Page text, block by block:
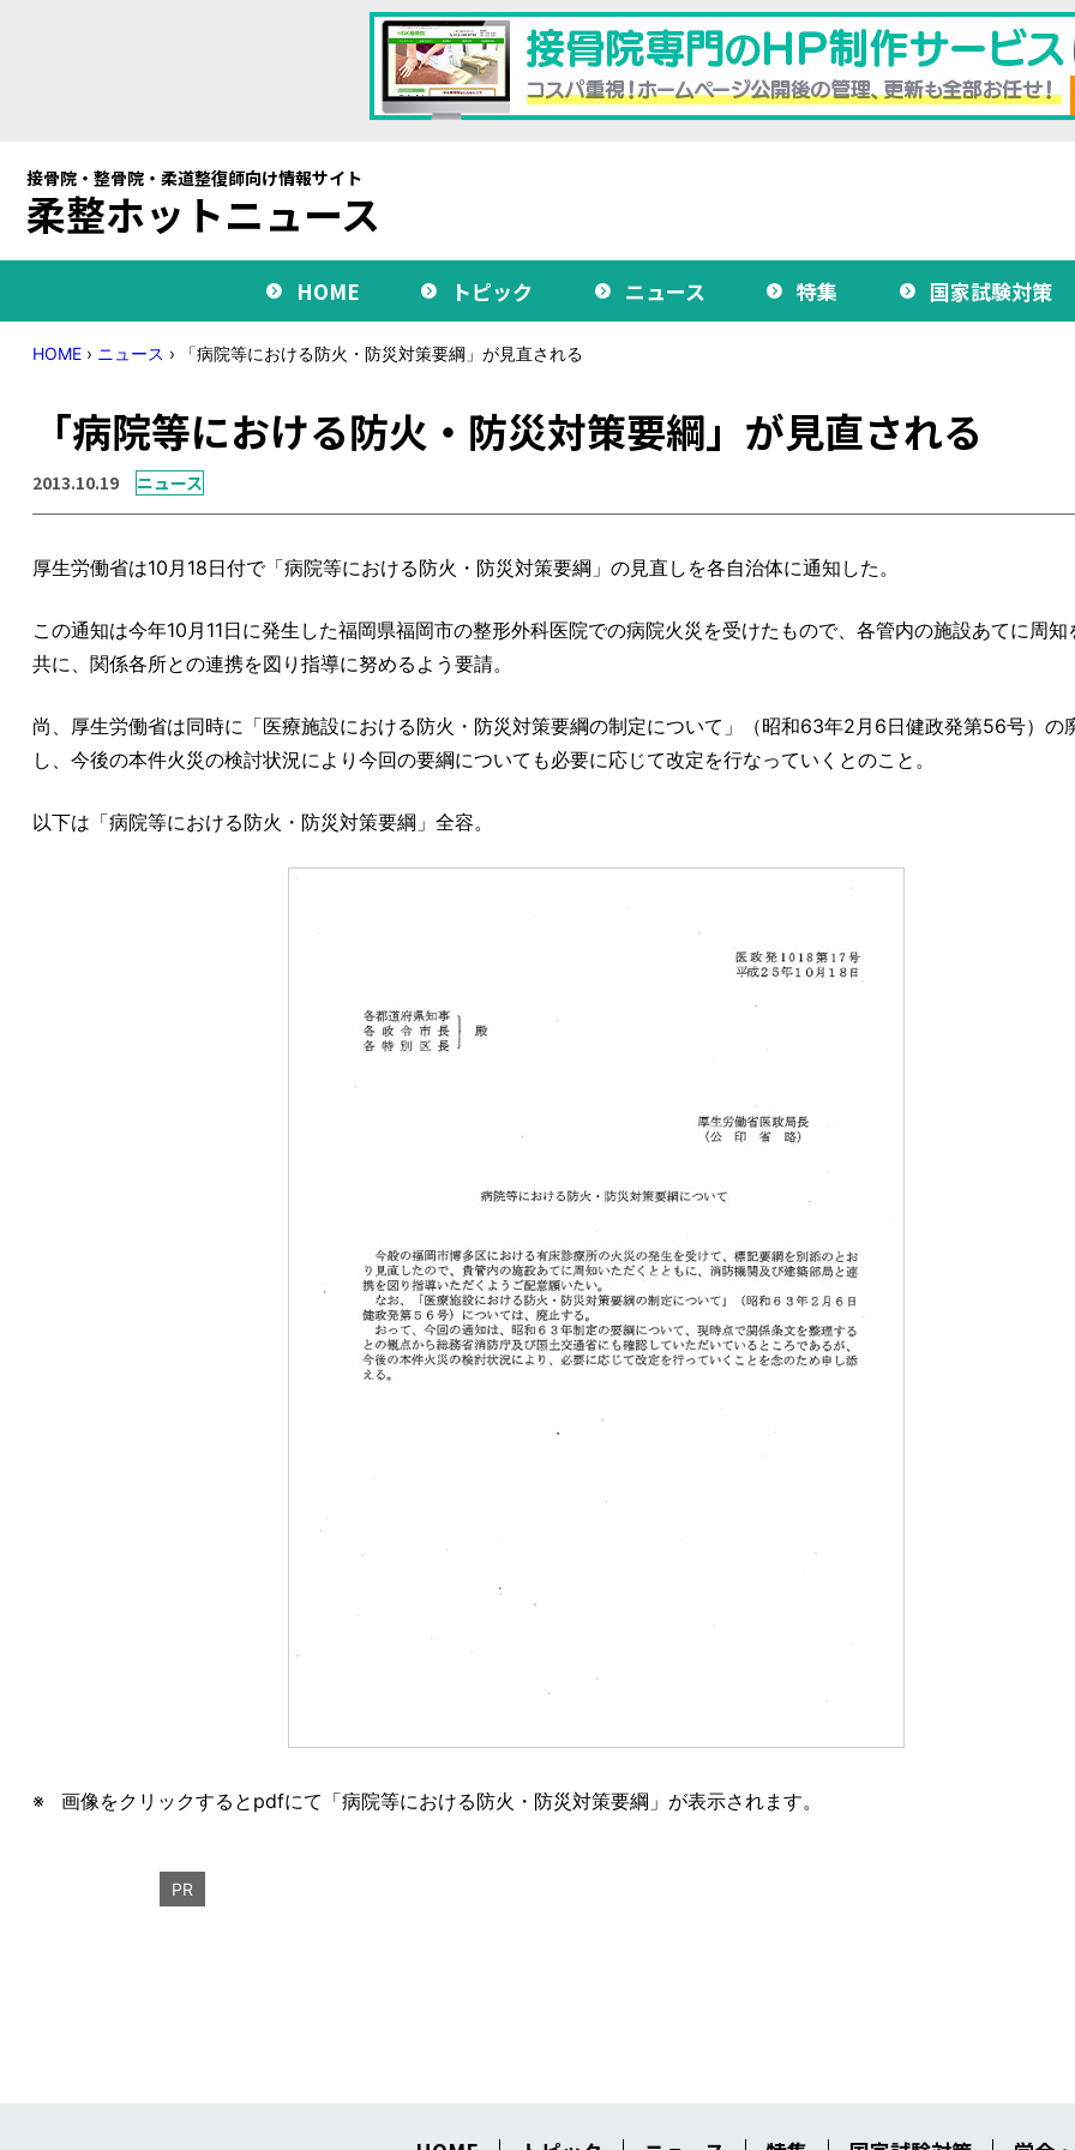
接骨院・整骨院・柔道整復師向け情報サイト
柔整ホットニュース
HOME トピック ニュース 特集 国家試験対策
HOME › ニュース › 「病院等における防火・防災対策要綱」が見直される
「病院等における防火・防災対策要綱」が見直される
2013.10.19 ニュース
厚生労働省は10月18日付で「病院等における防火・防災対策要綱」の見直しを各自治体に通知した。
この通知は今年10月11日に発生した福岡県福岡市の整形外科医院での病院火災を受けたもので、各管内の施設あてに周知
共に、関係各所との連携を図り指導に努めるよう要請。
尚、厚生労働省は同時に「医療施設における防火・防災対策要綱の制定について」（昭和63年2月6日健政発第56号）の
し、今後の本件火災の検討状況により今回の要綱についても必要に応じて改定を行なっていくとのこと。
以下は「病院等における防火・防災対策要綱」全容。
画像をクリックするとpdfにて「病院等における防火・防災対策要綱」が表示されます。
PR